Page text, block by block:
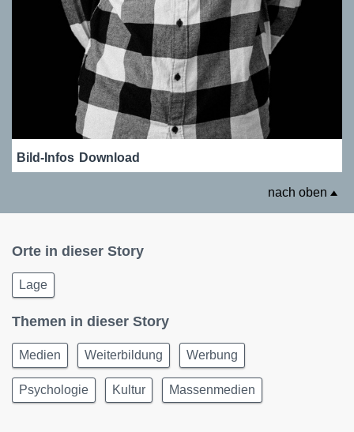
Bild-Infos Download
nach oben
Orte in dieser Story
Lage
Themen in dieser Story
Medien Weiterbildung Werbung
Psychologie Kultur Massenmedien